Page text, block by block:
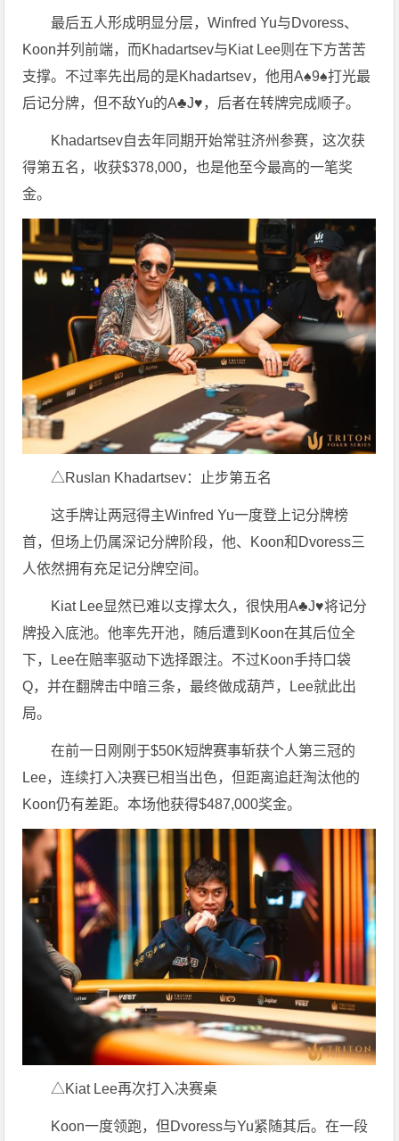
最后五人形成明显分层，Winfred Yu与Dvoress、
Koon并列前端，而Khadartsev与Kiat Lee则在下方苦苦
支撑。不过率先出局的是Khadartsev，他用A♠9♠打光最
后记分牌，但不敌Yu的A♣J♥，后者在转牌完成顺子。
Khadartsev自去年同期开始常驻济州参赛，这次获
得第五名，收获$378,000，也是他至今最高的一笔奖
金。
△Ruslan Khadartsev：止步第五名
这手牌让两冠得主Winfred Yu一度登上记分牌榜
首，但场上仍属深记分牌阶段，他、Koon和Dvoress三
人依然拥有充足记分牌空间。
Kiat Lee显然已难以支撑太久，很快用A♣J♥将记分
牌投入底池。他率先开池，随后遭到Koon在其后位全
下，Lee在赔率驱动下选择跟注。不过Koon手持口袋
Q，并在翻牌击中暗三条，最终做成葫芦，Lee就此出
局。
在前一日刚刚于$50K短牌赛事斩获个人第三冠的
Lee，连续打入决赛已相当出色，但距离追赶淘汰他的
Koon仍有差距。本场他获得$487,000奖金。
△Kiat Lee再次打入决赛桌
Koon一度领跑，但Dvoress与Yu紧随其后。在一段